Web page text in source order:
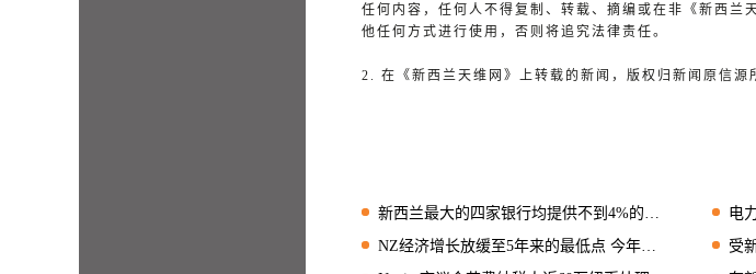
任何内容，任何人不得复制、转载、摘编或在非《新西兰
他任何方式进行使用，否则将追究法律责任。
2. 在《新西兰天维网》上转载的新闻，版权归新闻原信源
新西兰最大的四家银行均提供不到4%的房贷产品
电
NZ经济增长放缓至5年来的最低点 今年还将有可能降息
受新